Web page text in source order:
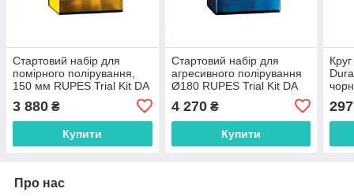
Стартовий набір для
помірного полірування,
150 мм RUPES Trial Kit DA
3 880 ₴
Купити
Стартовий набір для
агресивного полірування
Ø180 RUPES Trial Kit DA
4 270₴
Купити
297
Про нас